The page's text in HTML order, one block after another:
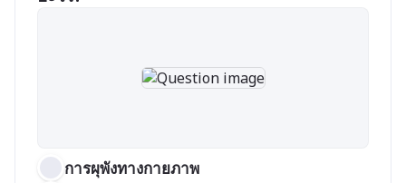
การผุพังทางกายภาพ